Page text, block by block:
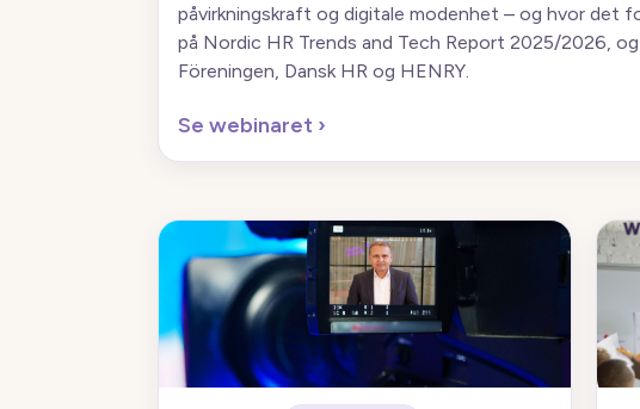
påvirkningskraft og digitale modenhet – og hvor det
på Nordic HR Trends and Tech Report 2025/2026,
Föreningen, Dansk HR og HENRY.
Se webinaret ›